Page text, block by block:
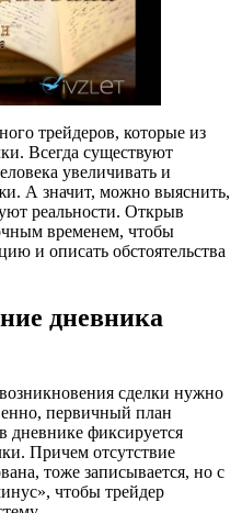
трейдеров, которые из
Всегда существуют
увеличивать и
А значит, можно выяснить,
реальности. Открыв
временем, чтобы
и описать обстоятельства
дневника
сделки нужно
первичный план
дневнике фиксируется
Причем отсутствие
тоже записывается, но с
чтобы трейдер